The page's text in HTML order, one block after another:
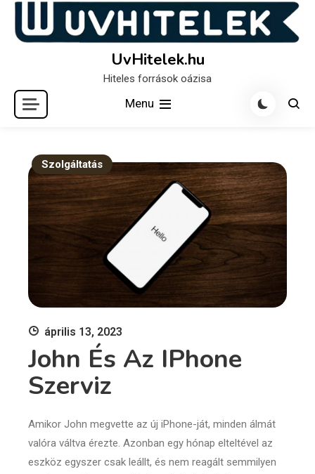
Skip
content
UvHitelek.hu
Hiteles források oázisa
Menu
Szolgáltatás
április 13, 2023
John És Az IPhone
Szerviz
Amikor John megvette az új iPhone-ját, minden álmát
valóra váltva érezte. Azonban egy hónap elteltével az
eszköz egyszer csak leállt, és nem reagált semmilyen